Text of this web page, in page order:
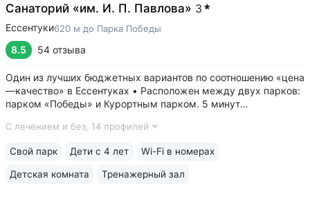
Санаторий «им. И. П. Павлова» 3
Ессентуки620 м до Парка Победы
8.5 54 отзыва
Один из лучших бюджетных вариантов по соотношению «цена
—качество» в Ессентуках • Расположен между двух парков:
парком «Победы» и Курортным парком. 5 минут
минеральной водой «Ессентуки № 4, «Ессентуки—Новая» •
С лечением и без, 14 профилей
Свой парк Дети с 4 лет Wi-Fi в номерах
Детская комната Тренажерный зал